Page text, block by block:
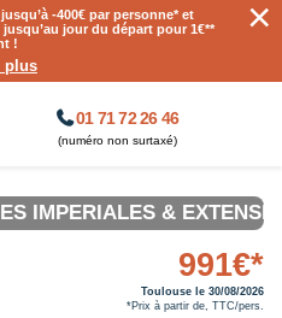
jusqu’à-400€ par personne* et
jour du départ pour 1€**
!
plus
×
01 71 72 26 46
(numéro non surtaxé)
IMPERIALES &
991€*
Toulouse le 30/08/2026
*Prix à partir de, TTC/pers.